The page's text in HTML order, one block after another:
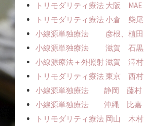
トリモダリティ療法 大阪 MAE
トリモダリティ療法 小倉 柴尾
小線源単独療法 彦根、植田
小線源単独療法 滋賀 石黒
小線源療法＋外照射 滋賀 澤村
トリモダリティ療法 東京 西村
小線源単独療法 静岡 藤村
小線源単独療法 沖縄 比嘉
トリモダリティ療法 岡山 木村